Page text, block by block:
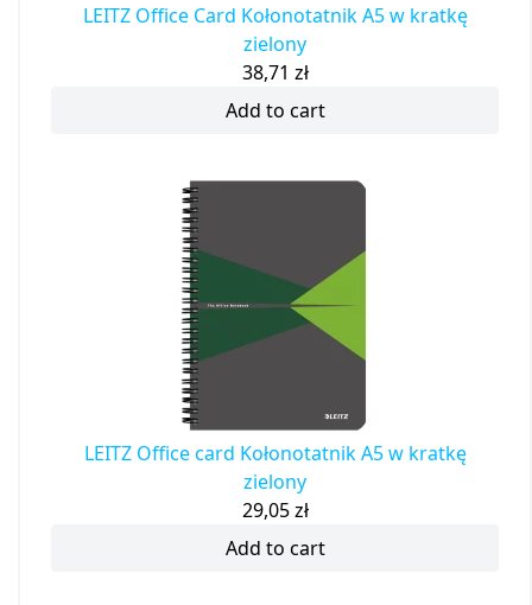
LEITZ Office Card Kołonotatnik A5 w kratkę
zielony
38,71 zł
Add to cart
LEITZ Office card Kołonotatnik A5 w kratkę
zielony
29,05zł
Add to cart